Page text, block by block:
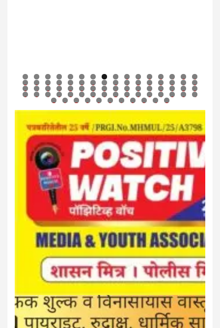
0 1 2 3 4 5 6
7 8 9 0 1 2 3 4 5 6 7 8 9 0 1 2
3 4 5 6 7 8 9 0 1 2 3 4 5 6 7 8
9 0 1 2 3 4 5 6 7 8 9 0 1 2 3 4
5 6 7 8 9 0 1 2 3 4 5